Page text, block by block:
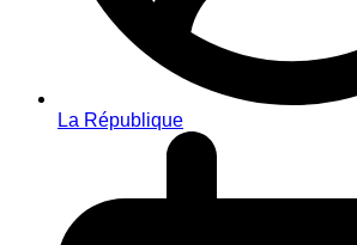
La République